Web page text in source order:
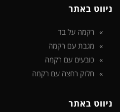
ניווט באתר
רקמה על בד
מגבת עם רקמה
כובעים עם רקמה
חלוק רחצה עם רקמה
ניווט באתר